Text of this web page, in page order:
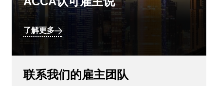
了解更多
联系我们的雇主团队